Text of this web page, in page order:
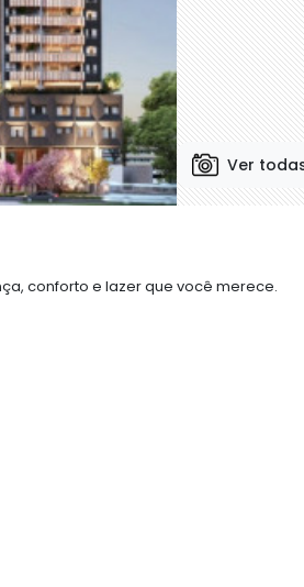
Ver
conforto e lazer que você merece.